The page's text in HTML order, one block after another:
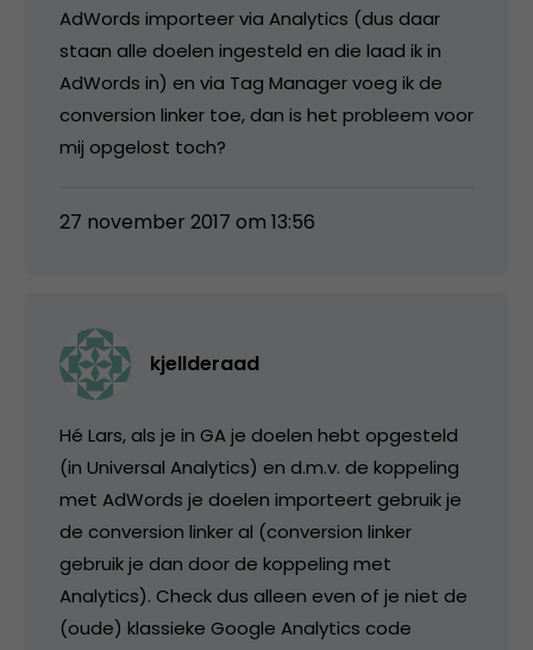
AdWords importeer via Analytics (dus daar
staan alle doelen ingesteld en die laad ik in
AdWords in) en via Tag Manager voeg ik de
conversion linker toe, dan is het probleem voor
mij opgelost toch?
27 november 2017 om 13:56
kjellderaad
Hé Lars, als je in GA je doelen hebt opgesteld
(in Universal Analytics) en d.m.v. de koppeling
met AdWords je doelen importeert gebruik je
de conversion linker al (conversion linker
gebruik je dan door de koppeling met
Analytics). Check dus alleen even of je niet de
(oude) klassieke Google Analytics code